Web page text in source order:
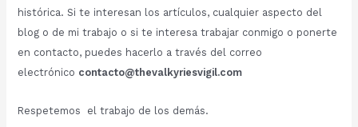
histórica. Si te interesan los artículos, cualquier aspecto del
blog o de mi trabajo o si te interesa trabajar conmigo o ponerte
en contacto, puedes hacerlo a través del correo
electrónico contacto@thevalkyriesvigil.com
Respetemos el trabajo de los demás.